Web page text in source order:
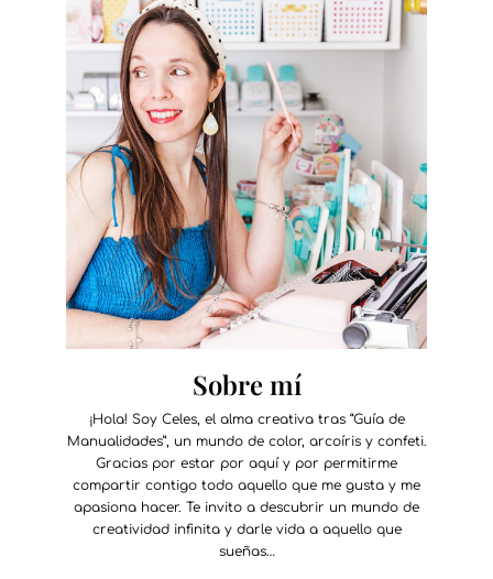
Sobre mí
¡Hola! Soy Celes, el alma creativa tras “Guía de
Manualidades”, un mundo de color, arcoíris y confeti.
Gracias por estar por aquí y por permitirme
compartir contigo todo aquello que me gusta y me
apasiona hacer. Te invito a descubrir un mundo de
creatividad infinita y darle vida a aquello que
sueñas…